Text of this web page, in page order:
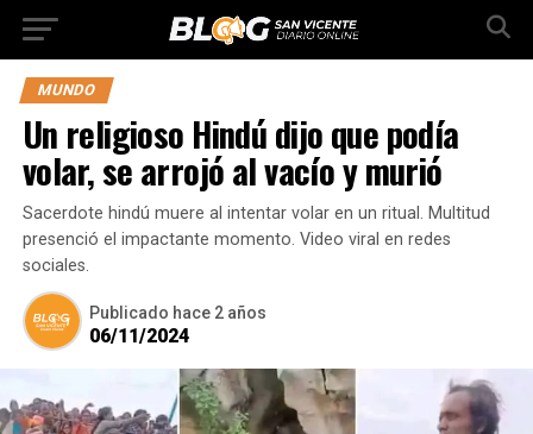
MUNDO
Un religioso Hindú dijo que podía
volar, se arrojó al vacío y murió
Sacerdote hindú muere al intentar volar en un ritual. Multitud
presenció el impactante momento. Video viral en redes
sociales.
Publicado hace 2 años
06/11/2024